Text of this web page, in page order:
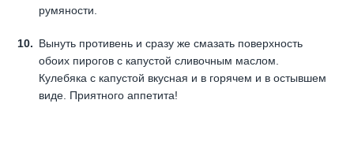
румяности.
Вынуть противень и сразу же смазать поверхность
обоих пирогов с капустой сливочным маслом.
Кулебяка с капустой вкусная и в горячем и в остывшем
виде. Приятного аппетита!